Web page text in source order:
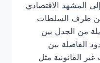
المشهد الاقتصادي
طرف السلطات
من الجدل بين
الفاصلة بين
القانونية مثل